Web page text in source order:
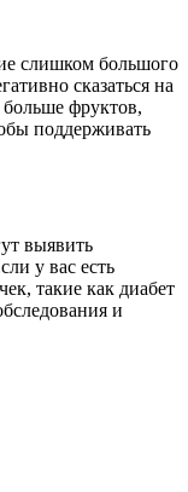
слишком большого
сказаться на
фруктов,
поддерживать
выявить
у вас есть
такие как диабет
и